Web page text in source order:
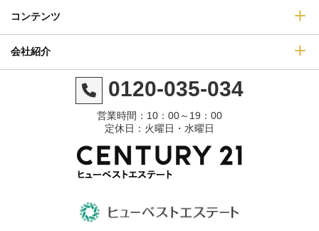
コンテンツ
会社紹介
0120-035-034
営業時間：10：00～19：00
定休日：火曜日・水曜日